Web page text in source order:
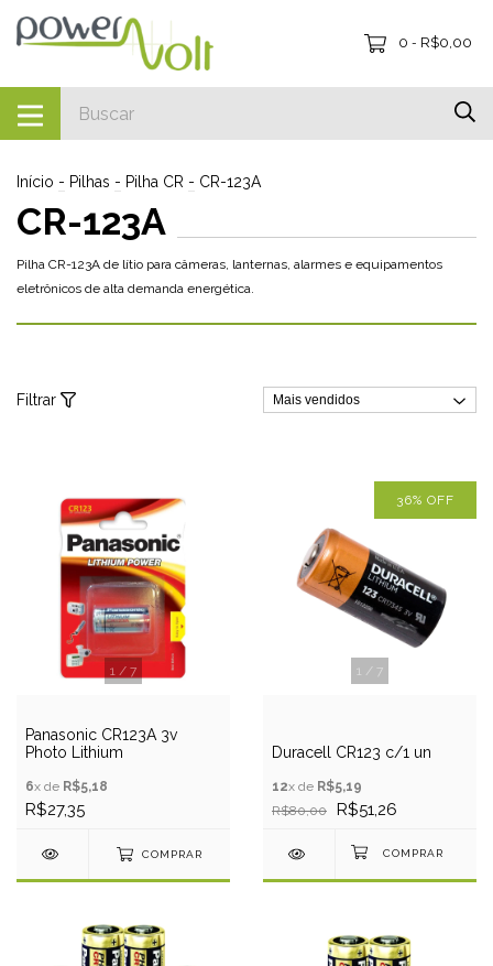
0 - R$0,00
Início - Pilhas - Pilha CR - CR-123A
CR-123A
Pilha CR-123A de lítio para câmeras, lanternas, alarmes e equipamentos
eletrônicos de alta demanda energética.
Filtrar
1 / 7
Panasonic CR123A 3v
Photo Lithium
6x de R$5,18
R$27,35
COMPRAR
1 / 7
36% OFF
Duracell CR123 c/1 un
12x de R$5,19
R$80,00
R$51,26